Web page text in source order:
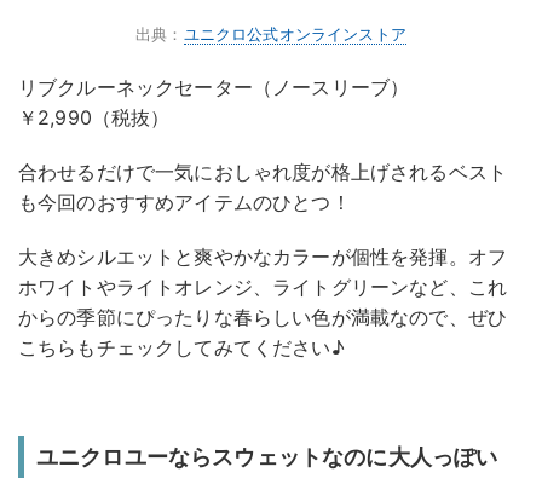
出典： ユニクロ公式オンラインストア
リブクルーネックセーター（ノースリーブ）
￥2,990（税抜）
合わせるだけで一気におしゃれ度が格上げされるベスト
も今回のおすすめアイテムのひとつ！
大きめシルエットと爽やかなカラーが個性を発揮。オフ
ホワイトやライトオレンジ、ライトグリーンなど、これ
からの季節にぴったりな春らしい色が満載なので、ぜひ
こちらもチェックしてみてください♪
ユニクロユーならスウェットなのに大人っぽい